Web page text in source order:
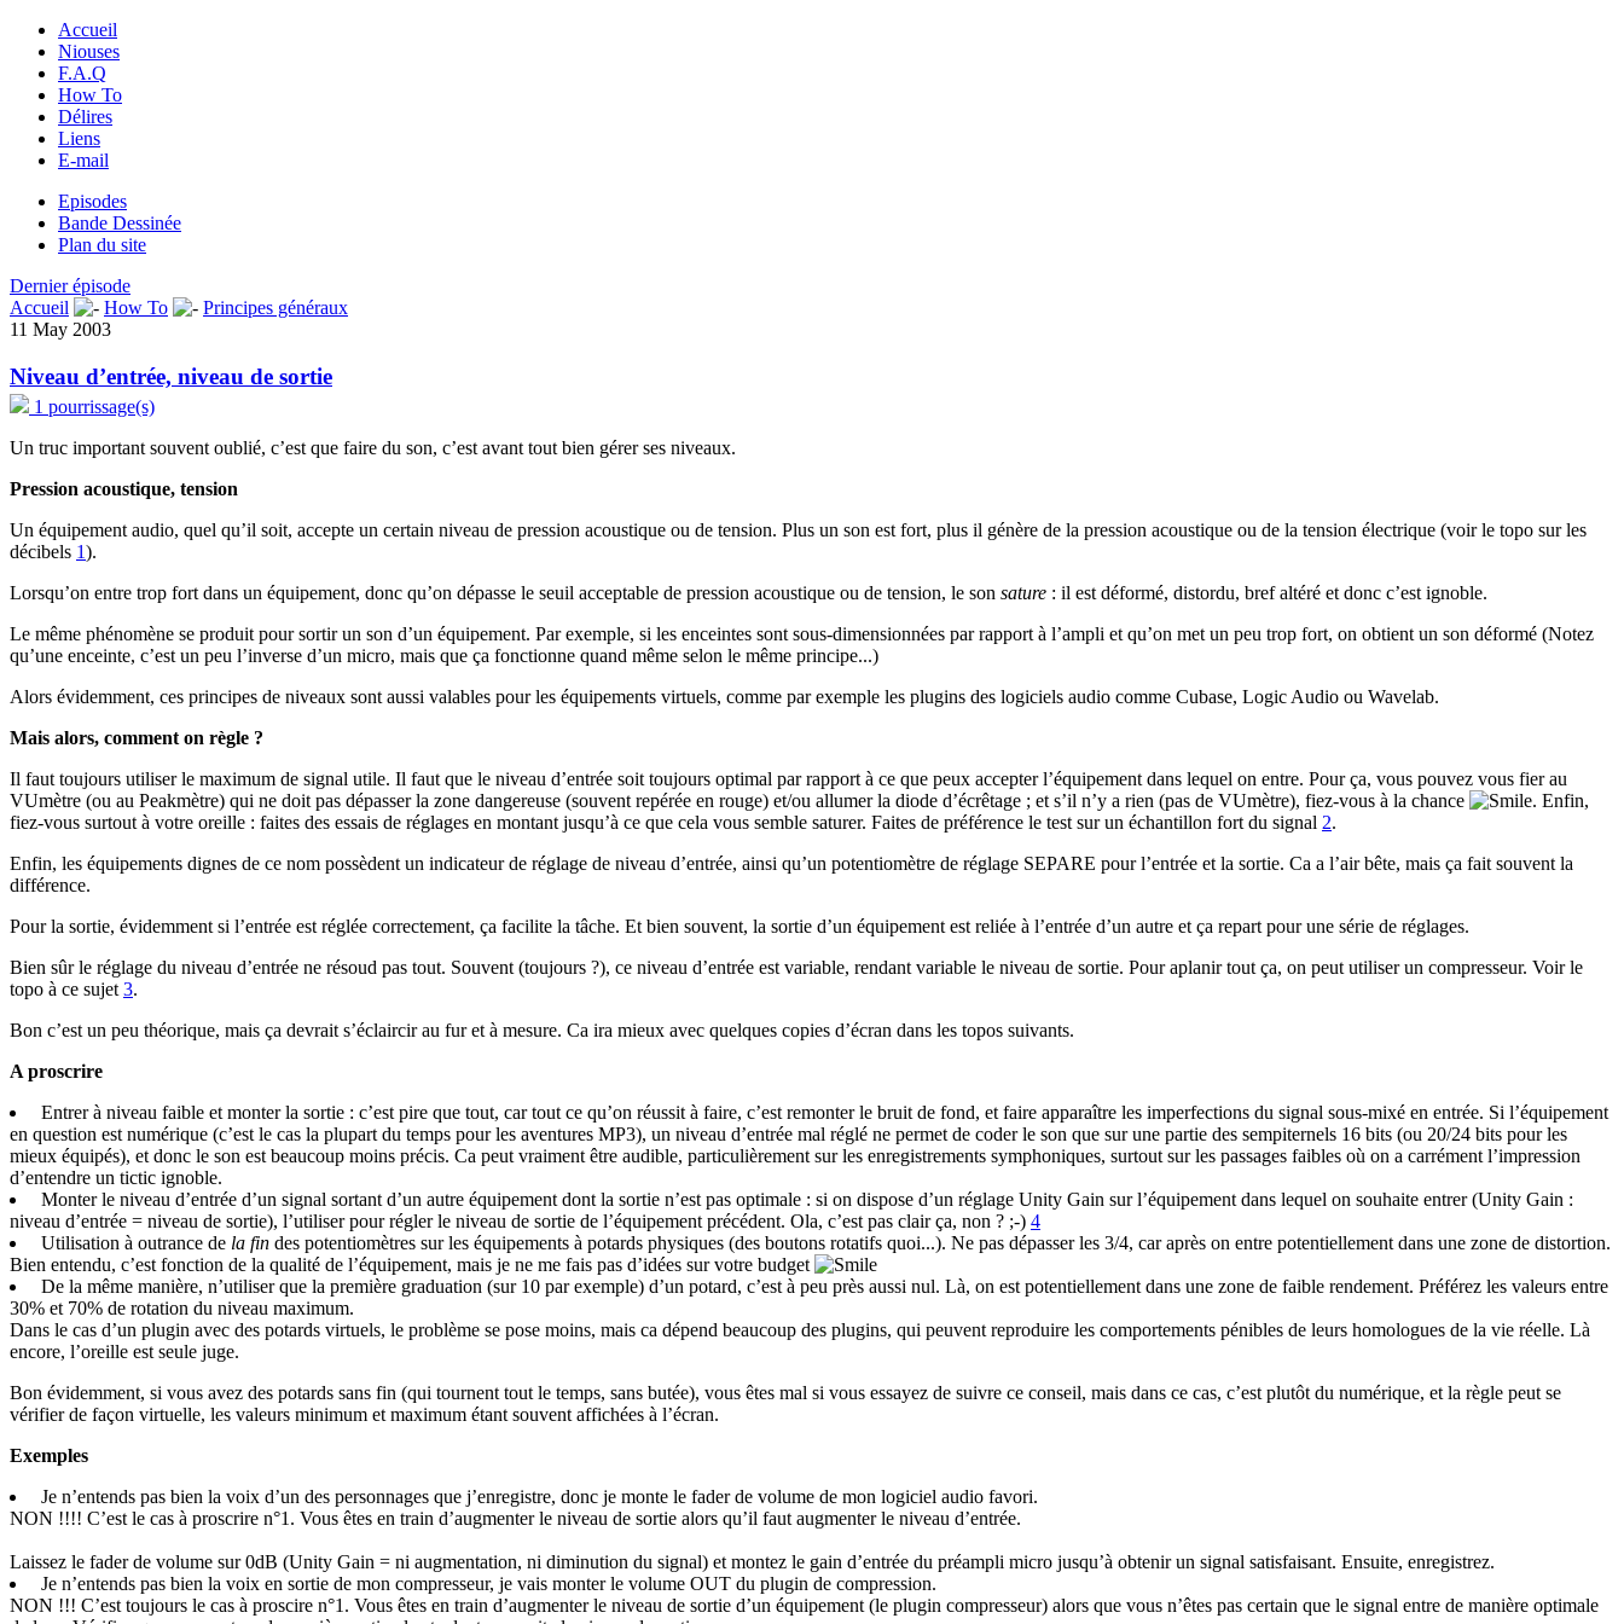
Accueil
Niouses
F.A.Q
How To
Délires
Liens
E-mail
Episodes
Bande Dessinée
Plan du site
Dernier épisode
Accueil
How To
Principes généraux
11 May 2003
Niveau d’entrée, niveau de sortie
1 pourrissage(s)
Un truc important souvent oublié, c’est que faire du son, c’est avant tout bien gérer ses niveaux.
Pression acoustique, tension
Un équipement audio, quel qu’il soit, accepte un certain niveau de pression acoustique ou de tension. Plus un son est fort, plus il génère de la pression acoustique ou de la tension électrique (voir le topo sur les
décibels 1).
Lorsqu’on entre trop fort dans un équipement, donc qu’on dépasse le seuil acceptable de pression acoustique ou de tension, le son sature : il est déformé, distordu, bref altéré et donc c’est ignoble.
Le même phénomène se produit pour sortir un son d’un équipement. Par exemple, si les enceintes sont sous-dimensionnées par rapport à l’ampli et qu’on met un peu trop fort, on obtient un son déformé (Notez
qu’une enceinte, c’est un peu l’inverse d’un micro, mais que ça fonctionne quand même selon le même principe...)
Alors évidemment, ces principes de niveaux sont aussi valables pour les équipements virtuels, comme par exemple les plugins des logiciels audio comme Cubase, Logic Audio ou Wavelab.
Mais alors, comment on règle ?
Il faut toujours utiliser le maximum de signal utile. Il faut que le niveau d’entrée soit toujours optimal par rapport à ce que peux accepter l’équipement dans lequel on entre. Pour ça, vous pouvez vous fier au
VUmètre (ou au Peakmètre) qui ne doit pas dépasser la zone dangereuse (souvent repérée en rouge) et/ou allumer la diode d’écrêtage ; et s’il n’y a rien (pas de VUmètre), fiez-vous à la chance
. Enfin,
fiez-vous surtout à votre oreille : faites des essais de réglages en montant jusqu’à ce que cela vous semble saturer. Faites de préférence le test sur un échantillon fort du signal 2.
Enfin, les équipements dignes de ce nom possèdent un indicateur de réglage de niveau d’entrée, ainsi qu’un potentiomètre de réglage SEPARE pour l’entrée et la sortie. Ca a l’air bête, mais ça fait souvent la
différence.
Pour la sortie, évidemment si l’entrée est réglée correctement, ça facilite la tâche. Et bien souvent, la sortie d’un équipement est reliée à l’entrée d’un autre et ça repart pour une série de réglages.
Bien sûr le réglage du niveau d’entrée ne résoud pas tout. Souvent (toujours ?), ce niveau d’entrée est variable, rendant variable le niveau de sortie. Pour aplanir tout ça, on peut utiliser un compresseur. Voir le
topo à ce sujet 3.
Bon c’est un peu théorique, mais ça devrait s’éclaircir au fur et à mesure. Ca ira mieux avec quelques copies d’écran dans les topos suivants.
A proscrire
Entrer à niveau faible et monter la sortie : c’est pire que tout, car tout ce qu’on réussit à faire, c’est remonter le bruit de fond, et faire apparaître les imperfections du signal sous-mixé en entrée. Si l’équipement
en question est numérique (c’est le cas la plupart du temps pour les aventures MP3), un niveau d’entrée mal réglé ne permet de coder le son que sur une partie des sempiternels 16 bits (ou 20/24 bits pour les
mieux équipés), et donc le son est beaucoup moins précis. Ca peut vraiment être audible, particulièrement sur les enregistrements symphoniques, surtout sur les passages faibles où on a carrément l’impression
d’entendre un tictic ignoble.
Monter le niveau d’entrée d’un signal sortant d’un autre équipement dont la sortie n’est pas optimale : si on dispose d’un réglage Unity Gain sur l’équipement dans lequel on souhaite entrer (Unity Gain :
niveau d’entrée = niveau de sortie), l’utiliser pour régler le niveau de sortie de l’équipement précédent. Ola, c’est pas clair ça, non ? ;-) 4
Utilisation à outrance de la fin des potentiomètres sur les équipements à potards physiques (des boutons rotatifs quoi...). Ne pas dépasser les 3/4, car après on entre potentiellement dans une zone de distortion.
Bien entendu, c’est fonction de la qualité de l’équipement, mais je ne me fais pas d’idées sur votre budget
De la même manière, n’utiliser que la première graduation (sur 10 par exemple) d’un potard, c’est à peu près aussi nul. Là, on est potentiellement dans une zone de faible rendement. Préférez les valeurs entre
30% et 70% de rotation du niveau maximum.
Dans le cas d’un plugin avec des potards virtuels, le problème se pose moins, mais ca dépend beaucoup des plugins, qui peuvent reproduire les comportements pénibles de leurs homologues de la vie réelle. Là
encore, l’oreille est seule juge.
Bon évidemment, si vous avez des potards sans fin (qui tournent tout le temps, sans butée), vous êtes mal si vous essayez de suivre ce conseil, mais dans ce cas, c’est plutôt du numérique, et la règle peut se
vérifier de façon virtuelle, les valeurs minimum et maximum étant souvent affichées à l’écran.
Exemples
Je n’entends pas bien la voix d’un des personnages que j’enregistre, donc je monte le fader de volume de mon logiciel audio favori.
NON !!!! C’est le cas à proscrire n°1. Vous êtes en train d’augmenter le niveau de sortie alors qu’il faut augmenter le niveau d’entrée.
Laissez le fader de volume sur 0dB (Unity Gain = ni augmentation, ni diminution du signal) et montez le gain d’entrée du préampli micro jusqu’à obtenir un signal satisfaisant. Ensuite, enregistrez.
Je n’entends pas bien la voix en sortie de mon compresseur, je vais monter le volume OUT du plugin de compression.
NON !!! C’est toujours le cas à proscire n°1. Vous êtes en train d’augmenter le niveau de sortie d’un équipement (le plugin compresseur) alors que vous n’êtes pas certain que le signal entre de manière optimale